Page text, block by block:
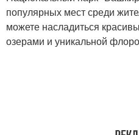
популярных мест среди
можете насладиться
озерами и уникальной